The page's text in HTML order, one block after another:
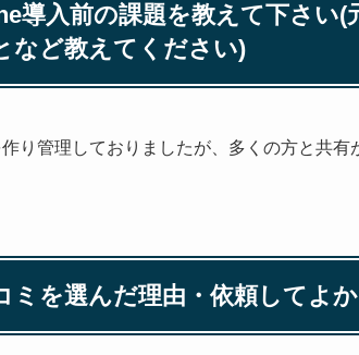
導入前の課題を教えて下さい
など教えてください)
り管理しておりましたが、多くの方と共有
ミを選んだ理由・依頼してよ